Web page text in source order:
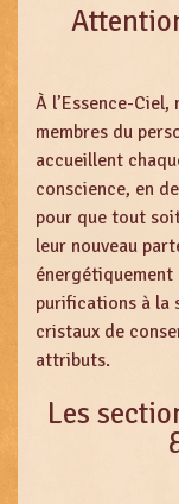
À l’Essence-
membres du
accueillent
conscience, en
pour que tout
leur nouveau
purifications à la
cristaux de
attributs.
Les